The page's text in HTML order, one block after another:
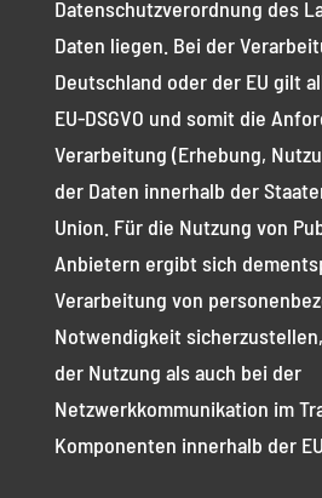
Datenschutzverordnung des
Daten liegen. Bei der
Deutschland oder der EU gilt
EU-DSGVO und somit die
Verarbeitung (Erhebung,
der Daten innerhalb der
Union. Für die Nutzung von
Anbietern ergibt sich
Verarbeitung von
Notwendigkeit
der Nutzung als auch bei der
Netzwerkkommunikation im
Komponenten innerhalb der